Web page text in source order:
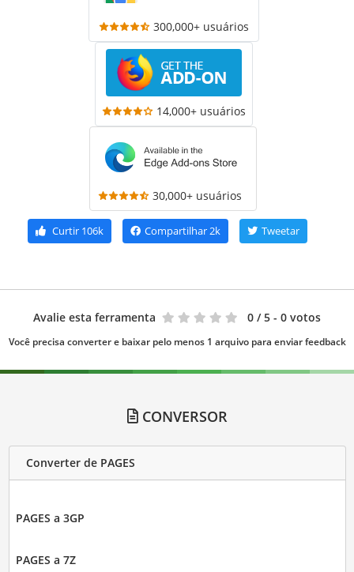
300,000+ usuários
14,000+ usuários
30,000+ usuários
Curtir 106k Compartilhar2k Tweetar
Avalie esta ferramenta 0 / 5 - 0 votos
Você precisa converter e baixar pelo menos 1 arquivo para enviar feedback
CONVERSOR
Converter de PAGES
PAGES a 3GP
PAGES a 7Z